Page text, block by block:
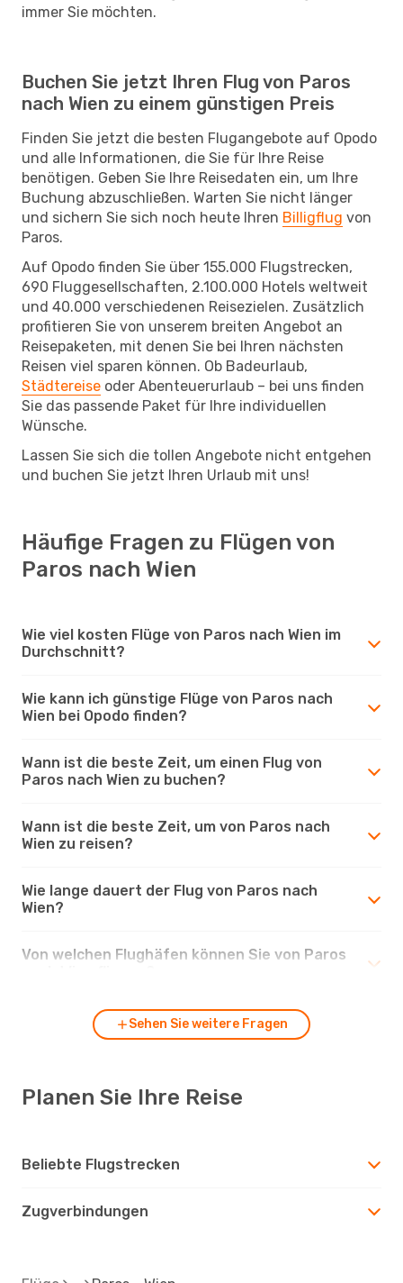
immer Sie möchten.
Buchen Sie jetzt Ihren Flug von Paros
nach Wien zu einem günstigen Preis
Finden Sie jetzt die besten Flugangebote auf Opodo
und alle Informationen, die Sie für Ihre Reise
benötigen. Geben Sie Ihre Reisedaten ein, um Ihre
Buchung abzuschließen. Warten Sie nicht länger
und sichern Sie sich noch heute Ihren Billigflug von
Paros.
Auf Opodo finden Sie über 155.000 Flugstrecken,
690 Fluggesellschaften, 2.100.000 Hotels weltweit
und 40.000 verschiedenen Reisezielen. Zusätzlich
profitieren Sie von unserem breiten Angebot an
Reisepaketen, mit denen Sie bei Ihren nächsten
Reisen viel sparen können. Ob Badeurlaub,
Städtereise oder Abenteuerurlaub – bei uns finden
Sie das passende Paket für Ihre individuellen
Wünsche.
Lassen Sie sich die tollen Angebote nicht entgehen
und buchen Sie jetzt Ihren Urlaub mit uns!
Häufige Fragen zu Flügen von
Paros nach Wien
Wie viel kosten Flüge von Paros nach Wien im
Durchschnitt?
Wie kann ich günstige Flüge von Paros nach
Wien bei Opodo finden?
Wann ist die beste Zeit, um einen Flug von
Paros nach Wien zu buchen?
Wann ist die beste Zeit, um von Paros nach
Wien zu reisen?
Wie lange dauert der Flug von Paros nach
Wien?
Von welchen Flughäfen können Sie von Paros
Sehen Sie weitere Fragen
Planen Sie Ihre Reise
Beliebte Flugstrecken
Zugverbindungen